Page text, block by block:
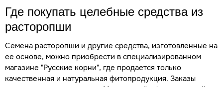
Где покупать целебные средства из
расторопши
Семена расторопши и другие средства, изготовленные на
ее основе, можно приобрести в специализированном
магазине "Русские корни", где продается только
качественная и натуральная фитопродукция. Заказы